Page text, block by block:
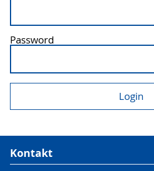
Password
Kontakt